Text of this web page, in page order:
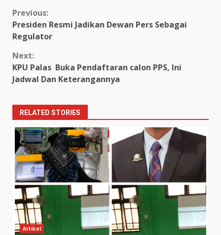
Continue
Reading
Previous:
Presiden Resmi Jadikan Dewan Pers Sebagai
Regulator
Next:
KPU Palas Buka Pendaftaran calon PPS, Ini
Jadwal Dan Keterangannya
RELATED STORIES
Artikel